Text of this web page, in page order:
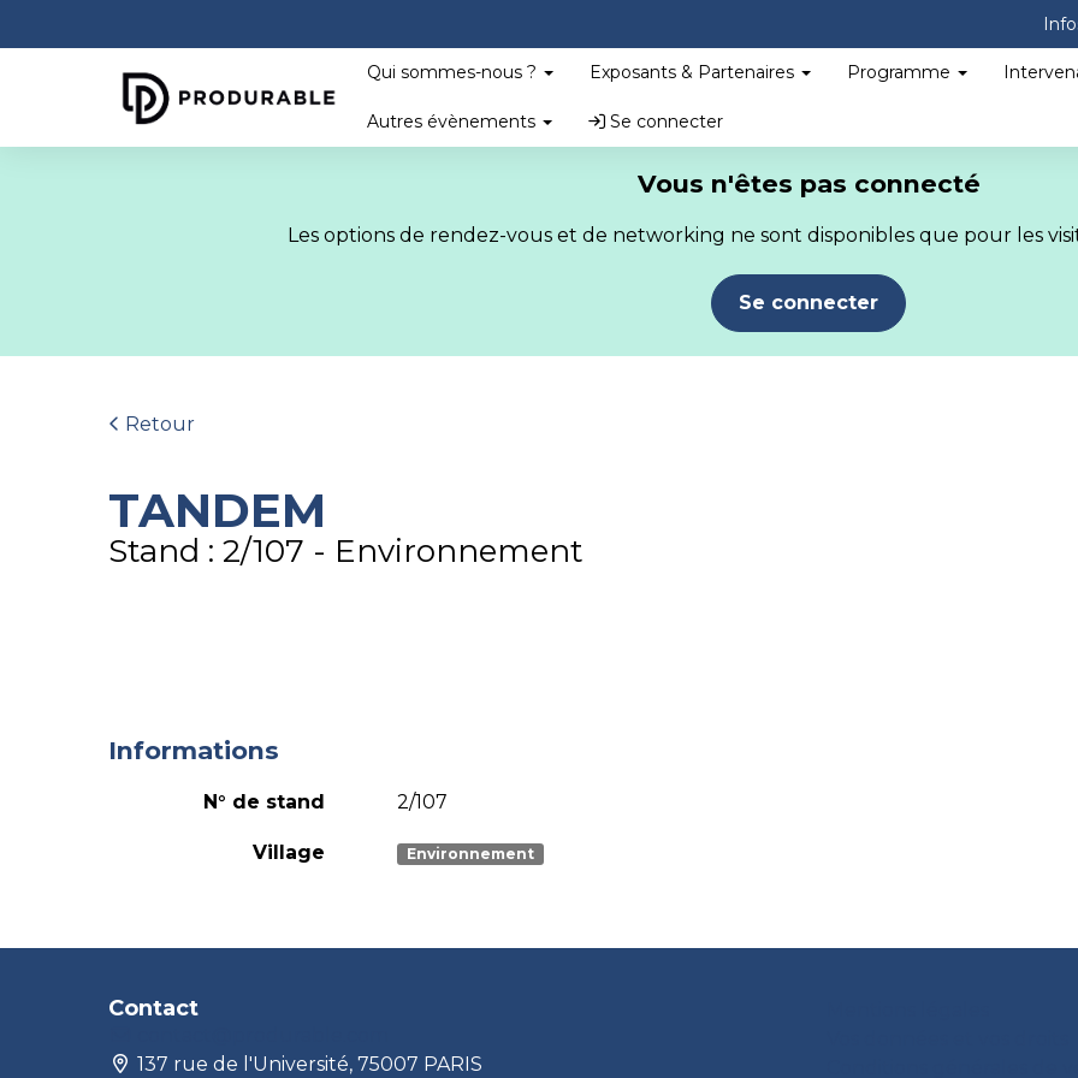
Qui sommes-nous ? Exposants & Partenaires Programme
Autres évènements Se connecter
Vous n'êtes pas connecté
Les options de rendez-vous et de networking ne sont disponibles que pour les
Se connecter
Retour
TANDEM
Stand : 2/107 - Environnement
Informations
N° de stand 2/107
Village Environnement
Contact
137 rue de l'Université, 75007 PARIS